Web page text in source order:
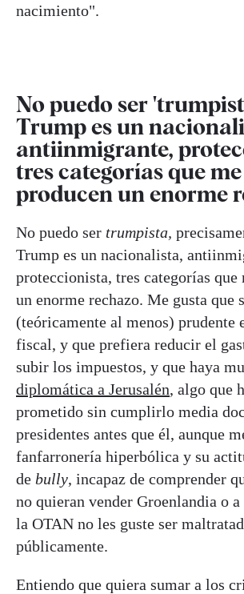
nacimiento".
No puedo ser
Trump es un
antiinmigrante,
tres categorías que me
producen un enorme
No puedo ser trumpista,
Trump es un nacionalista,
proteccionista, tres categorías que
un enorme rechazo. Me gusta que
(teóricamente al menos) prudente
fiscal, y que prefiera reducir el
subir los impuestos, y que haya
diplomática a Jerusalén, algo que
prometido sin cumplirlo media
presidentes antes que él, aunque
fanfarronería hiperbólica y su
de bully, incapaz de comprender
no quieran vender Groenlandia o
la OTAN no les guste ser
públicamente.
Entiendo que quiera sumar a los